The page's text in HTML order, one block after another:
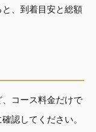
、到着目安と総額
コース料金だけで
認してください。